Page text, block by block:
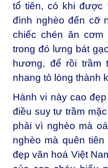
tổ tiên, có khi được
đình nghèo đến cỡ
chiếc chén ăn cơm
trong đó lưng bát
hương, để rồi trầm
nhang tỏ lòng thành
Hành vi này cao
điều suy tư trầm
phải vì nghèo mà
nghèo mà quên
đẹp văn hoá Việt